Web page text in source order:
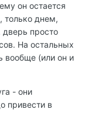
он остается
только днем,
дверь просто
На остальных
вообще (или он и
- они
привести в